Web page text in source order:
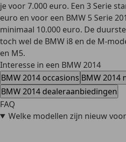
je voor 7.000 euro. Een 3 Serie
euro en voor een BMW 5 Serie
minimaal 10.000 euro. De
toch wel de BMW i8 en de M-
en M5.
Interesse in een BMW 2014
BMW 2014 occasions BMW 2014
BMW 2014 dealeraanbiedingen
FAQ
Welke modellen zijn nieuw